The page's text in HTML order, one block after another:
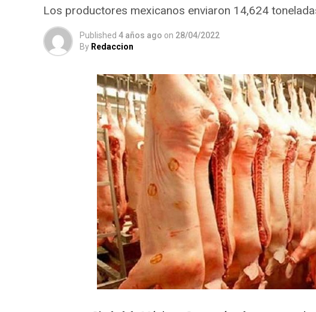
Los productores mexicanos enviaron 14,624
Published 4 años ago on 28/04/2022
By Redaccion